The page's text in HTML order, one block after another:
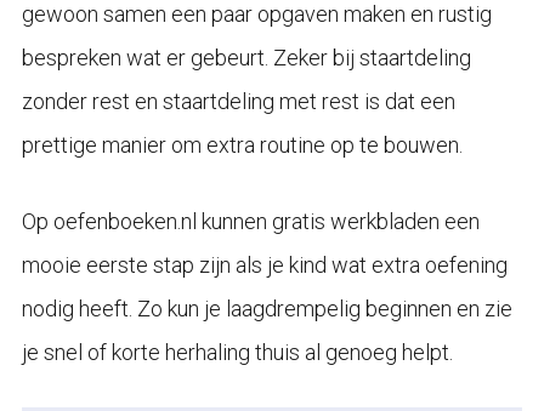
gewoon samen een paar opgaven maken en rustig
bespreken wat er gebeurt. Zeker bij staartdeling
zonder rest en staartdeling met rest is dat een
prettige manier om extra routine op te bouwen.
Op oefenboeken.nl kunnen gratis werkbladen een
mooie eerste stap zijn als je kind wat extra oefening
nodig heeft. Zo kun je laagdrempelig beginnen en zie
je snel of korte herhaling thuis al genoeg helpt.